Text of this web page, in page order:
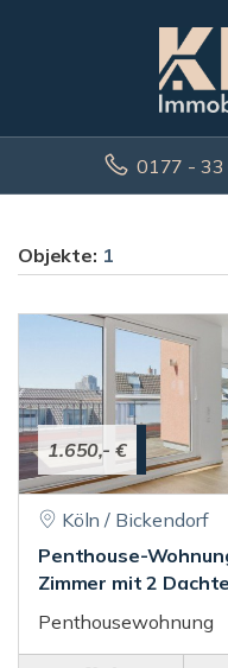
0177 -
Objekte: 1
1.650,- €
Köln / Bickendorf
Penthouse-
Zimmer mit 2
Penthousewohnung